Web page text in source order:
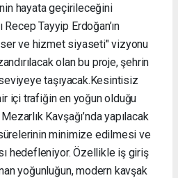
hayata geçirileceğini
Tayyip Erdoğan’ın
ve hizmet siyaseti" vizyonu
olan bu proje, şehrin
taşıyacak. ​Kesintisiz
içi trafiğin en yoğun olduğu
Kavşağı’nda yapılacak
minimize edilmesi ve
hedefleniyor. Özellikle iş giriş
yoğunluğun, modern kavşak